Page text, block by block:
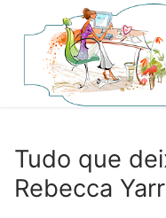
para
conteúdo
Tudo que
Rebecca